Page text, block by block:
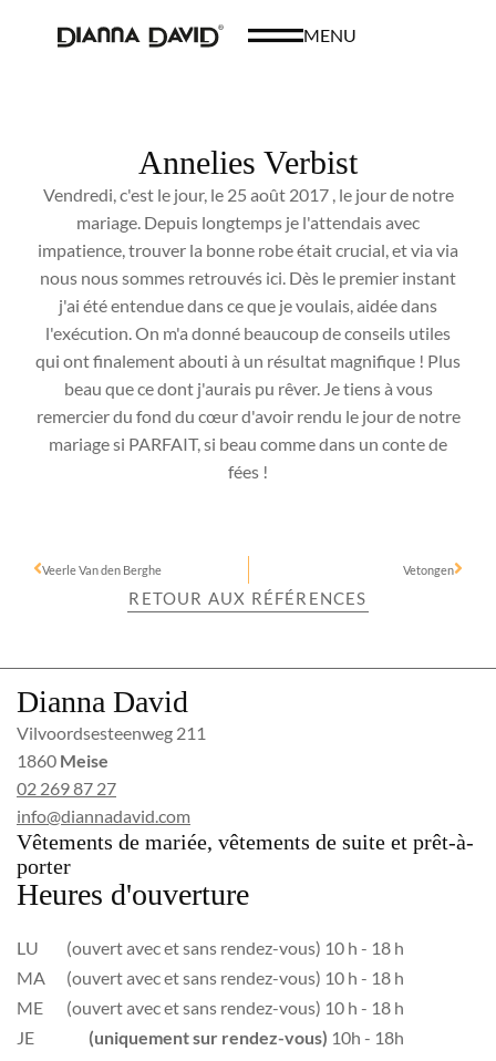
MENU
Annelies Verbist
Vendredi, c'est le jour, le 25 août 2017 , le jour de notre
mariage. Depuis longtemps je l'attendais avec
impatience, trouver la bonne robe était crucial, et via via
nous nous sommes retrouvés ici. Dès le premier instant
j'ai été entendue dans ce que je voulais, aidée dans
l'exécution. On m'a donné beaucoup de conseils utiles
qui ont finalement abouti à un résultat magnifique ! Plus
beau que ce dont j'aurais pu rêver. Je tiens à vous
remercier du fond du cœur d'avoir rendu le jour de notre
mariage si PARFAIT, si beau comme dans un conte de
fées !
Veerle Van den Berghe Vetongen
RETOUR AUX RÉFÉRENCES
Dianna David
Vilvoordsesteenweg 211
1860 Meise
02 269 87 27
info@diannadavid.com
Vêtements de mariée, vêtements de suite et prêt-à-
porter
Heures d'ouverture
LU
(ouvert avec et sans rendez-vous) 10 h - 18 h
MA
(ouvert avec et sans rendez-vous) 10 h - 18 h
ME
(ouvert avec et sans rendez-vous) 10 h - 18 h
JE
(uniquement sur rendez-vous) 10h - 18h